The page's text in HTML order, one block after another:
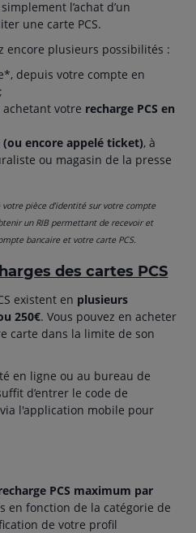
l’achat d’un
une carte PCS.
encore plusieurs possibilités :
depuis votre compte en
votre recharge PCS en
encore appelé ticket), à
ou magasin de la presse
pièce d’identité sur votre compte
un RIB permettant de recevoir et
bancaire et votre carte PCS.
des cartes PCS
existent en plusieurs
250€. Vous pouvez en acheter
carte dans la limite de son
en ligne ou au bureau de
d’entrer le code de
l'application mobile pour
PCS maximum par
en fonction de la catégorie de
de votre profil